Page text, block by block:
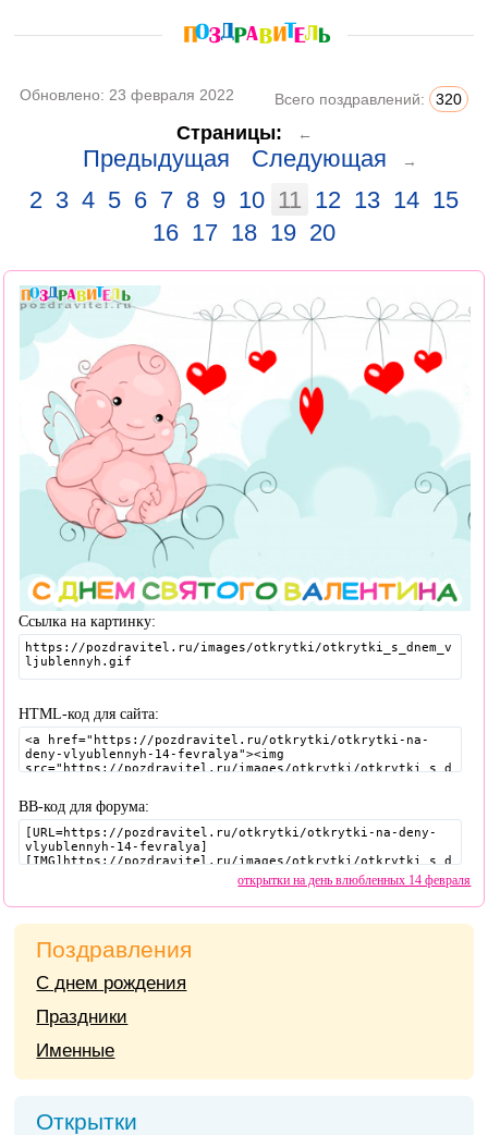
Обновлено: 23 февраля 2022 Всего поздравлений: 320
Страницы: ←
Предыдущая Следующая →
2 3 4 5 6 7 8 9 10 11 12 13 14 15
16 17 18 19 20
Ссылка на картинку:
HTML-код для сайта:
BB-код для форума:
открытки на день влюбленных 14 февраля
Поздравления
С днем рождения
Праздники
Именные
Открытки